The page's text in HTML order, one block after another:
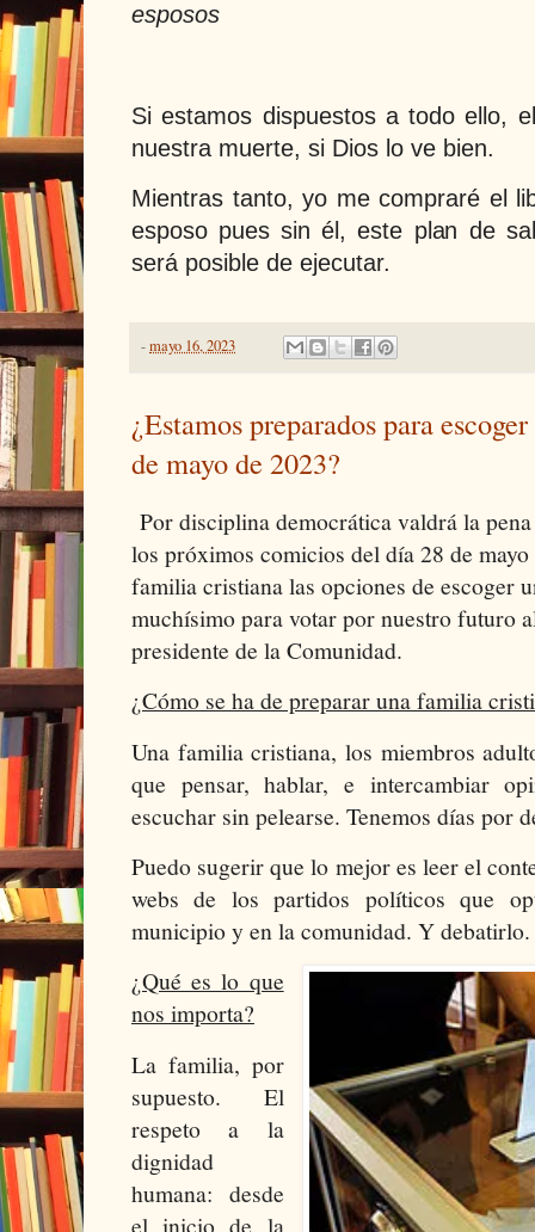
esposos
Si estamos dispuestos a todo ello,
nuestra muerte, si Dios lo ve bien.
Mientras tanto, yo me compraré el
esposo pues sin él, este plan de
será posible de ejecutar.
-mayo 16, 2023
¿Estamos preparados para
de mayo de 2023?
Por disciplina democrática valdrá la
los próximos comicios del día 28 de
familia cristiana las opciones de escoger
muchísimo para votar por nuestro futuro
presidente de la Comunidad.
¿Cómo se ha de preparar una familia
Una familia cristiana, los miembros
que pensar, hablar, e intercambiar
escuchar sin pelearse. Tenemos días por
Puedo sugerir que lo mejor es leer el
webs de los partidos políticos que
municipio y en la comunidad. Y debatirlo.
¿Qué es lo que
nos importa?
La familia, por
supuesto. El
respeto a la
dignidad
humana: desde
el inicio de la